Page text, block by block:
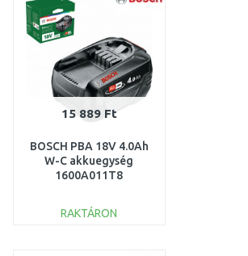
15 889 Ft
BOSCH PBA 18V 4.0Ah
W-C akkuegység
1600A011T8
RAKTÁRON